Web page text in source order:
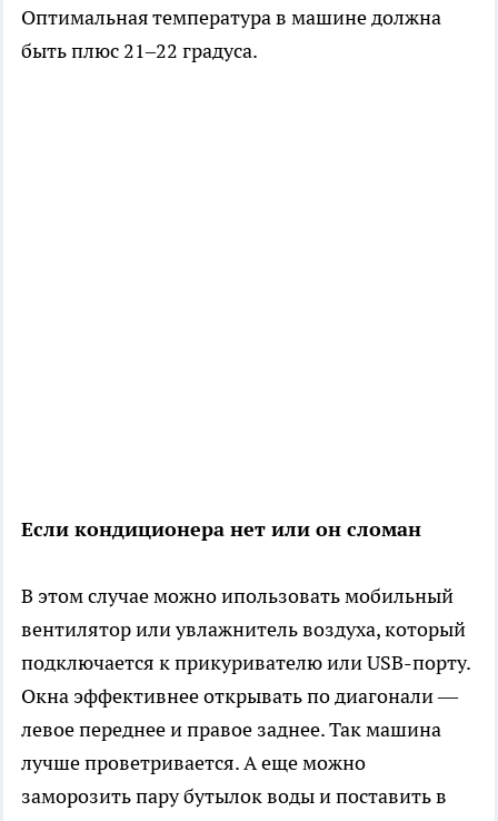
Оптимальная температура в машине должна
быть плюс 21–22 градуса.
Если кондиционера нет или он сломан
В этом случае можно ипользовать мобильный
вентилятор или увлажнитель воздуха, который
подключается к прикуривателю или USB-порту.
Окна эффективнее открывать по диагонали —
левое переднее и правое заднее. Так машина
лучше проветривается. А еще можно
заморозить пару бутылок воды и поставить в